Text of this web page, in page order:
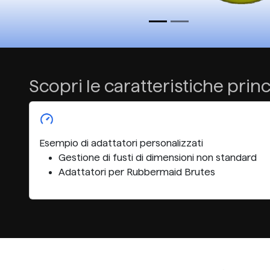
Scopri le caratteristiche
Esempio di adattatori personalizzati
Gestione di fusti di dimensioni non standard
Adattatori per Rubbermaid Brutes